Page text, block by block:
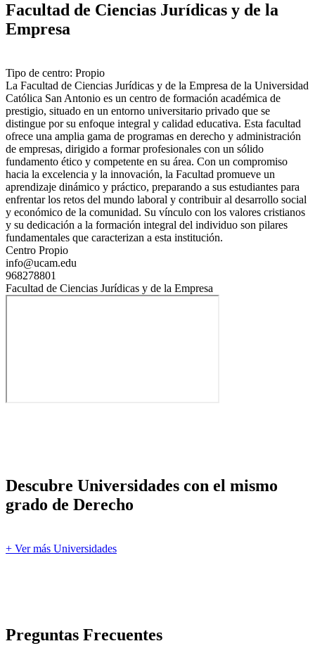
Facultad de Ciencias Jurídicas y de la
Empresa
Tipo de centro: Propio
La Facultad de Ciencias Jurídicas y de la Empresa de la Universidad
Católica San Antonio es un centro de formación académica de
prestigio, situado en un entorno universitario privado que se
distingue por su enfoque integral y calidad educativa. Esta facultad
ofrece una amplia gama de programas en derecho y administración
de empresas, dirigido a formar profesionales con un sólido
fundamento ético y competente en su área. Con un compromiso
hacia la excelencia y la innovación, la Facultad promueve un
aprendizaje dinámico y práctico, preparando a sus estudiantes para
enfrentar los retos del mundo laboral y contribuir al desarrollo social
y económico de la comunidad. Su vínculo con los valores cristianos
y su dedicación a la formación integral del individuo son pilares
fundamentales que caracterizan a esta institución.
Centro Propio
info@ucam.edu
968278801
Facultad de Ciencias Jurídicas y de la Empresa
Descubre Universidades con el mismo
grado de Derecho
+ Ver más Universidades
Preguntas Frecuentes